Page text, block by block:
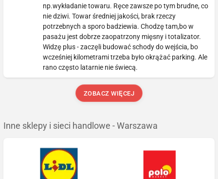
np.wykładanie towaru. Ręce zawsze po tym brudne, co
nie dziwi. Towar średniej jakości, brak rzeczy
potrzebnych a sporo badziewia. Chodzę tam,bo w
pasażu jest dobrze zaopatrzony mięsny i totalizator.
Widzę plus - zaczęli budować schody do wejścia, bo
wcześniej kilometrami trzeba było okrążać parking. Ale
rano często latarnie nie świecą.
ZOBACZ WIĘCEJ
Inne sklepy i sieci handlowe - Warszawa